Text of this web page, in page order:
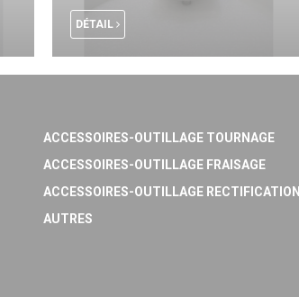
DÉTAIL
ACCESSOIRES-OUTILLAGE TOURNAGE
ACCESSOIRES-OUTILLAGE FRAISAGE
ACCESSOIRES-OUTILLAGE RECTIFICATION
AUTRES